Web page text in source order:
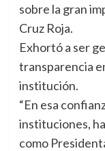
sobre la gran
Cruz Roja.
Exhortó a ser
transparencia
institución.
“En esa
instituciones,
como